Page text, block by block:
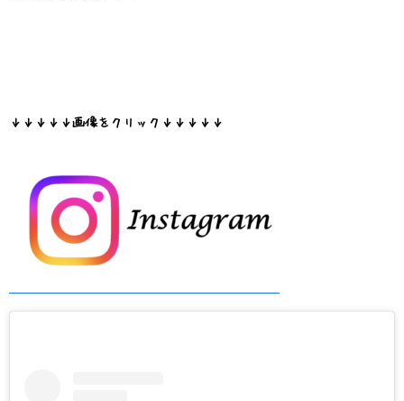
↓↓↓↓↓画像をクリック↓↓↓↓↓